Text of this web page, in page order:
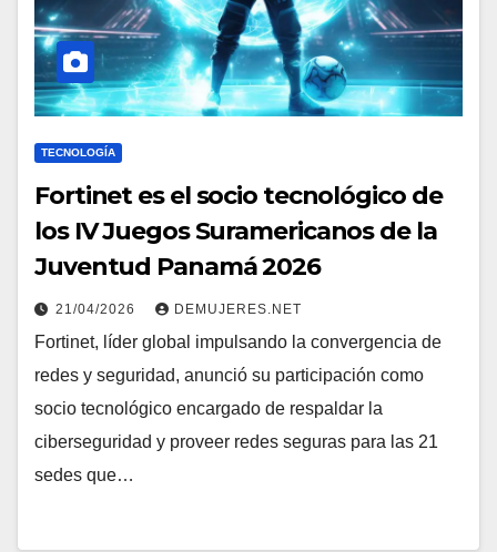
TECNOLOGÍA
Fortinet es el socio tecnológico de
los IV Juegos Suramericanos de la
Juventud Panamá 2026
21/04/2026 DEMUJERES.NET
Fortinet, líder global impulsando la convergencia de
redes y seguridad, anunció su participación como
socio tecnológico encargado de respaldar la
ciberseguridad y proveer redes seguras para las 21
sedes que…